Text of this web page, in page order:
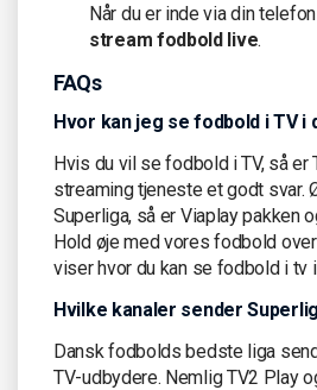
Når du er inde via din
stream fodbold live.
FAQs
Hvor kan jeg se fodbold i TV i
Hvis du vil se fodbold i TV, så er
streaming tjeneste et godt svar.
Superliga, så er Viaplay pakken
Hold øje med vores fodbold
viser hvor du kan se fodbold i tv
Hvilke kanaler sender
Dansk fodbolds bedste liga
TV-udbydere. Nemlig TV2 Play